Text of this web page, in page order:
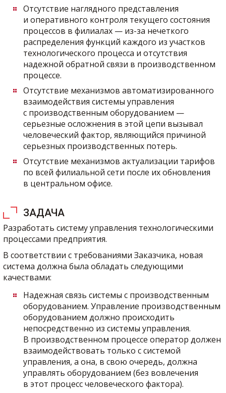
Отсутствие наглядного представления
и оперативного контроля текущего состояния
процессов в филиалах — из-за нечеткого
распределения функций каждого из участков
технологического процесса и отсутствия
надежной обратной связи в производственном
процессе.
Отсутствие механизмов автоматизированного
взаимодействия системы управления
с производственным оборудованием —
серьезные осложнения в этой цепи вызывал
человеческий фактор, являющийся причиной
серьезных производственных потерь.
Отсутствие механизмов актуализации тарифов
по всей филиальной сети после их обновления
в центральном офисе.
ЗАДАЧА
Разработать систему управления технологическими
процессами предприятия.
В соответствии с требованиями Заказчика, новая
система должна была обладать следующими
качествами:
Надежная связь системы с производственным
оборудованием. Управление производственным
оборудованием должно происходить
непосредственно из системы управления.
В производственном процессе оператор должен
взаимодействовать только с системой
управления, а она, в свою очередь, должна
управлять оборудованием (без вовлечения
в этот процесс человеческого фактора).